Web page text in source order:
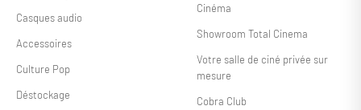
Casques audio
Accessoires
Culture Pop
Déstockage
Cinéma
Showroom Total Cinema
Votre salle de ciné privée sur
mesure
Cobra Club